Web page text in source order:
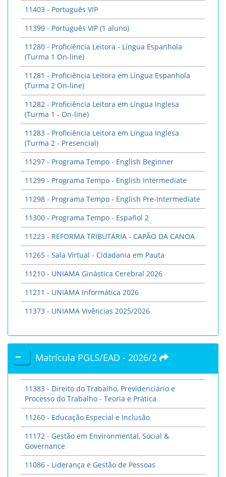
11403 - Português VIP
11399 - Português VIP (1 aluno)
11280 - Proficiência Leitora - Língua Espanhola
(Turma 1 On-line)
11281 - Proficiência Leitora em Língua Espanhola
(Turma 2 On-line)
11282 - Proficiência Leitora em Língua Inglesa
(Turma 1 - On-line)
11283 - Proficiência Leitora em Língua Inglesa
(Turma 2 - Presencial)
11297 - Programa Tempo - English Beginner
11299 - Programa Tempo - English Intermediate
11298 - Programa Tempo - English Pre-Intermediate
11300 - Programa Tempo - Español 2
11223 - REFORMA TRIBUTÁRIA - CAPÃO DA CANOA
11265 - Sala Virtual - Cidadania em Pauta
11210 - UNIAMA Ginástica Cerebral 2026
11211 - UNIAMA Informática 2026
11373 - UNIAMA Vivências 2025/2026
Matrícula PGLS/EAD - 2026/2
11383 - Direito do Trabalho, Previdenciário e
Processo do Trabalho - Teoria e Prática
11260 - Educação Especial e Inclusão
11172 - Gestão em Environmental, Social &
Governance
11086 - Liderança e Gestão de Pessoas